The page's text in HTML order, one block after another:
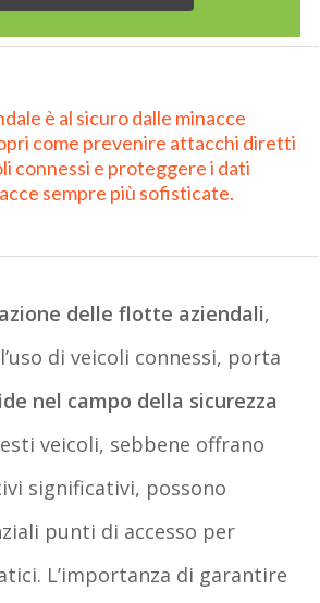
è al sicuro dalle minacce
come prevenire attacchi diretti
connessi e proteggere i dati
sempre più sofisticate.
delle flotte aziendali,
di veicoli connessi, porta
nel campo della sicurezza
veicoli, sebbene offrano
significativi, possono
punti di accesso per
L’importanza di garantire